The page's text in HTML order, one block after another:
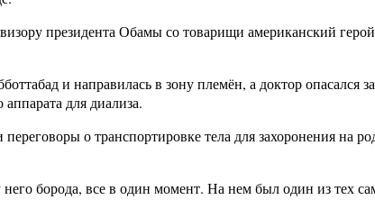
президента Обамы со товарищи американский
и направилась в зону племён, а доктор опасался
для диализа.
о транспортировке тела для захоронения на
борода, все в один момент. На нем был один из тех